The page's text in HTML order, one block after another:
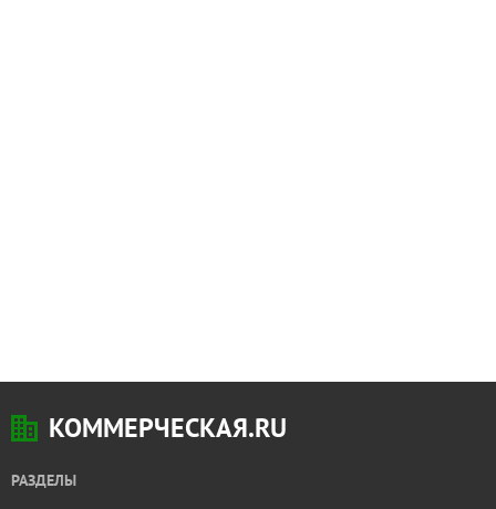
КОММЕРЧЕСКАЯ.RU
РАЗДЕЛЫ